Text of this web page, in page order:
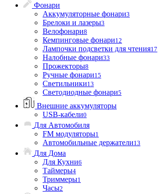
Фонари
Аккумуляторные фонари3
Брелоки и лазеры3
Велофонари8
Кемпинговые фонари12
Лампочки подсветки для чтения17
Налобные фонари33
Прожекторы8
Ручные фонари15
Светильники13
Светодиодные фонари5
Внешние аккумуляторы
USB-кабели0
Для Автомобиля
FM модуляторы1
Автомобильные держатели13
Для Дома
Для Кухни6
Таймеры4
Триммеры1
Часы2